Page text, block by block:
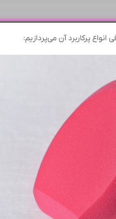
پرکاربرد آن می‌پردازیم: